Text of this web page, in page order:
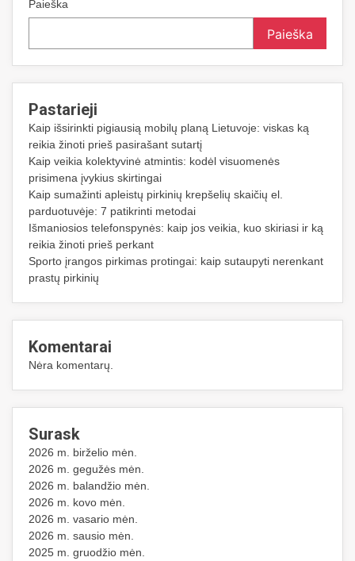
Paieška
Paieška
Pastarieji
Kaip išsirinkti pigiausią mobilų planą Lietuvoje: viskas ką
reikia žinoti prieš pasirašant sutartį
Kaip veikia kolektyvinė atmintis: kodėl visuomenės
prisimena įvykius skirtingai
Kaip sumažinti apleistų pirkinių krepšelių skaičių el.
parduotuvėje: 7 patikrinti metodai
Išmaniosios telefonspynės: kaip jos veikia, kuo skiriasi ir ką
reikia žinoti prieš perkant
Sporto įrangos pirkimas protingai: kaip sutaupyti nerenkant
prastų pirkinių
Komentarai
Nėra komentarų.
Surask
2026 m. birželio mėn.
2026 m. gegužės mėn.
2026 m. balandžio mėn.
2026 m. kovo mėn.
2026 m. vasario mėn.
2026 m. sausio mėn.
2025 m. gruodžio mėn.